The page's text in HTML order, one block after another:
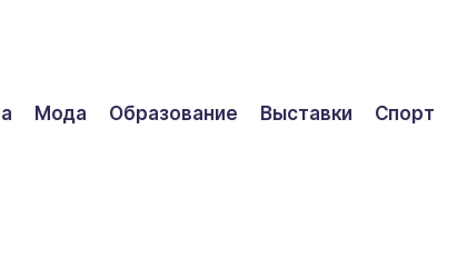
Мода Образование Выставки Спорт